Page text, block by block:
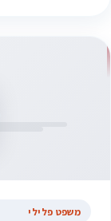
משפט פלילי